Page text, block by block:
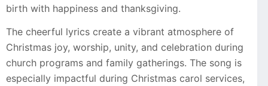
birth with happiness and thanksgiving.
The cheerful lyrics create a vibrant atmosphere of
Christmas joy, worship, unity, and celebration during
church programs and family gatherings. The song is
especially impactful during Christmas carol services,